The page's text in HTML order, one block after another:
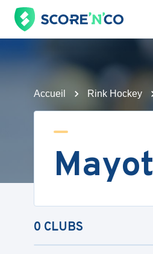
Accueil Rink Hockey
0 CLUBS